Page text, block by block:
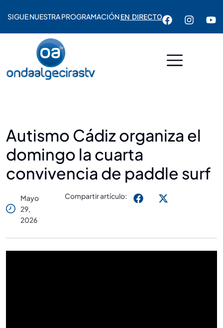
SIGUE NUESTRA PROGRAMACIÓNEN DIRECTO
Autismo Cádiz organiza el
domingo la cuarta
convivencia de paddle surf
Mayo
29,
2026
Compartir artículo: